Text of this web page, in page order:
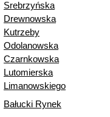
Srebrzyńska
Drewnowska
Kutrzeby
Odolanowska
Czarnkowska
Lutomierska
Limanowskiego
Bałucki Rynek